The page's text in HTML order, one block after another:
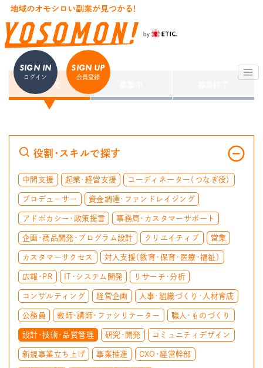
SIGN IN
ログイン
SIGN UP
会員登録
すべて
役割・スキルで探す
中間支援 起業・経営支援 コーディネーター（つなぎ役）
プロデューサー 資金調達・ファンドレイジング
アドボカシー・政策提言 事務局・カスタマーサポート
企画・商品開発・プログラム設計 クリエイティブ 営業
カスタマーサクセス 対人支援（教育・保育・医療・福祉）
広報・PR IT・システム開発 リサーチ・分析
コンサルティング 経営企画 人事・組織づくり・人材育成
公務員 教師・講師・ファシリテーター 職人・ものづくり
設計・技術・品質管理 研究・開発 コミュニティデザイン
新規事業立ち上げ 事業推進 CXO・経営幹部